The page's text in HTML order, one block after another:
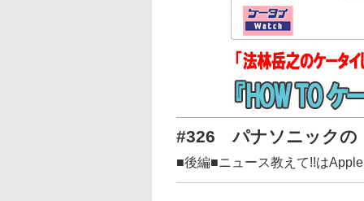
#326 パナソニックの
■後編■ニュース教えて!!は